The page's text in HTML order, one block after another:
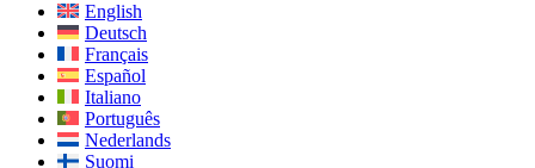
English
Deutsch
Français
Español
Italiano
Português
Nederlands
Suomi